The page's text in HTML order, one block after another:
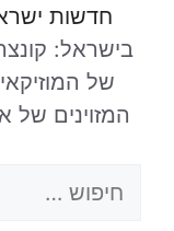
חדשות
של
המזוינים של